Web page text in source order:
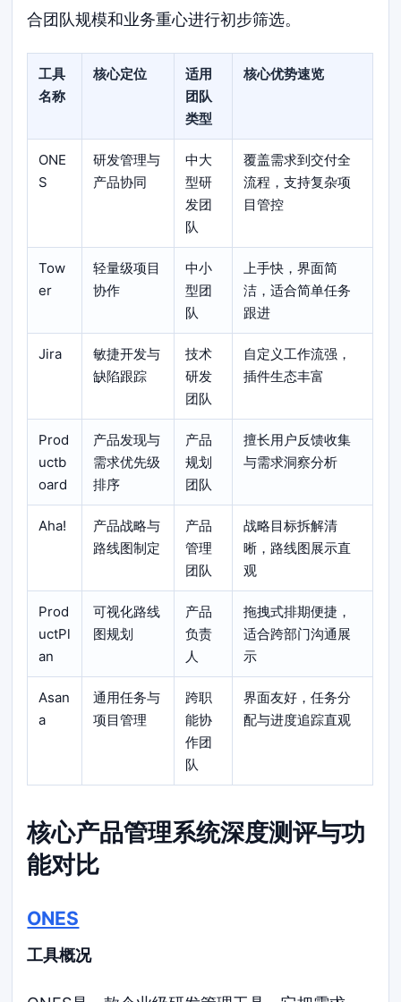
合团队规模和业务重心进行初步筛选。
工具
名称
核心定位
适用
团队
类型
核心优势速览
ONE
S
研发管理与
产品协同
中大
型研
发团
队
覆盖需求到交付全
流程，支持复杂项
目管控
Tow
er
轻量级项目
协作
中小
型团
队
上手快，界面简
洁，适合简单任务
跟进
Jira
敏捷开发与
缺陷跟踪
技术
研发
团队
自定义工作流强，
插件生态丰富
Prod
uctb
oard
产品发现与
需求优先级
排序
产品
规划
团队
擅长用户反馈收集
与需求洞察分析
Aha!
产品战略与
路线图制定
产品
管理
团队
战略目标拆解清
晰，路线图展示直
观
Prod
uctPl
an
可视化路线
图规划
产品
负责
人
拖拽式排期便捷，
适合跨部门沟通展
示
Asan
a
通用任务与
项目管理
跨职
能协
作团
队
界面友好，任务分
配与进度追踪直观
核心产品管理系统深度测评与功
能对比
ONES
工具概况